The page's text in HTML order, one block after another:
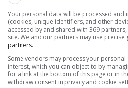
blerjen e deri në 85%
120 milionë eurosh dhe
Your personal data will be processed and
(cookies, unique identifiers, and other
accessed by and shared with 369
site. We and our partners may use precise
partners.
Some vendors may process your
interest, which you can object to by
for a link at the bottom of this page or in
withdraw consent in privacy and cookie